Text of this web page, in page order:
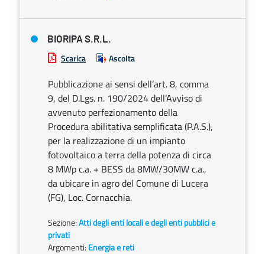
BIORIPA S.R.L.
Scarica Ascolta
Pubblicazione ai sensi dell’art. 8, comma
9, del D.Lgs. n. 190/2024 dell’Avviso di
avvenuto perfezionamento della
Procedura abilitativa semplificata (P.A.S.),
per la realizzazione di un impianto
fotovoltaico a terra della potenza di circa
8 MWp c.a. + BESS da 8MW/30MW c.a.,
da ubicare in agro del Comune di Lucera
(FG), Loc. Cornacchia.
Sezione:Atti degli enti locali e degli enti pubblici e
privati
Argomenti: Energia e reti